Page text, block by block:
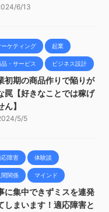
6/13
ーケティング 起業
品・サービス ビジネス設計
初期の商品作りで陥りが
罠【好きなことでは稼げ
ん】
5/5
応障害 体験談
間関係 マインド
に集中できずミスを連発
しまいます！適応障害と